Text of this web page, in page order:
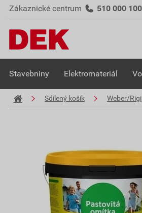
Zákaznické centrum 510 000 100
Stavebniny Elektromateriál
Sdílený košík Weber/